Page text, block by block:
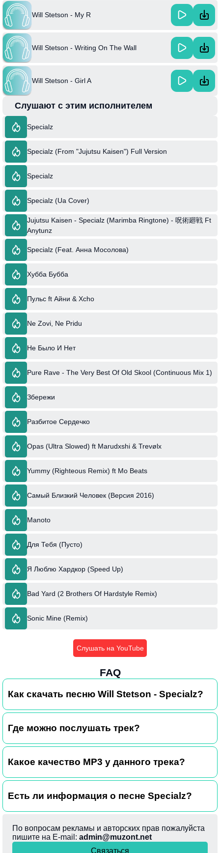
Will Stetson - My R
Will Stetson - Writing On The Wall
Will Stetson - Girl A
Слушают с этим исполнителем
Specialz
Specialz (From "Jujutsu Kaisen") Full Version
Specialz
Specialz (Ua Cover)
Jujutsu Kaisen - Specialz (Marimba Ringtone) - 呪術廻戦 Ft
Anytunz
Specialz (Feat. Анна Мосолова)
Хубба Бубба
Пульс ft Айни & Xcho
Ne Zovi, Ne Pridu
Не Было И Нет
Pure Rave - The Very Best Of Old Skool (Continuous Mix 1)
Збережи
Разбитое Сердечко
Opas (Ultra Slowed) ft Marudxshi & Trevølx
Yummy (Righteous Remix) ft Mo Beats
Самый Близкий Человек (Версия 2016)
Manoto
Для Тебя (Пусто)
Я Люблю Хардкор (Speed Up)
Bad Yard (2 Brothers Of Hardstyle Remix)
Sonic Mine (Remix)
Слушать на YouTube
FAQ
Как скачать песню Will Stetson - Specialz?
Где можно послушать трек?
Какое качество MP3 у данного трека?
Есть ли информация о песне Specialz?
По вопросам рекламы и авторских прав пожалуйста
пишите на E-mail: admin@muzont.net
Связаться